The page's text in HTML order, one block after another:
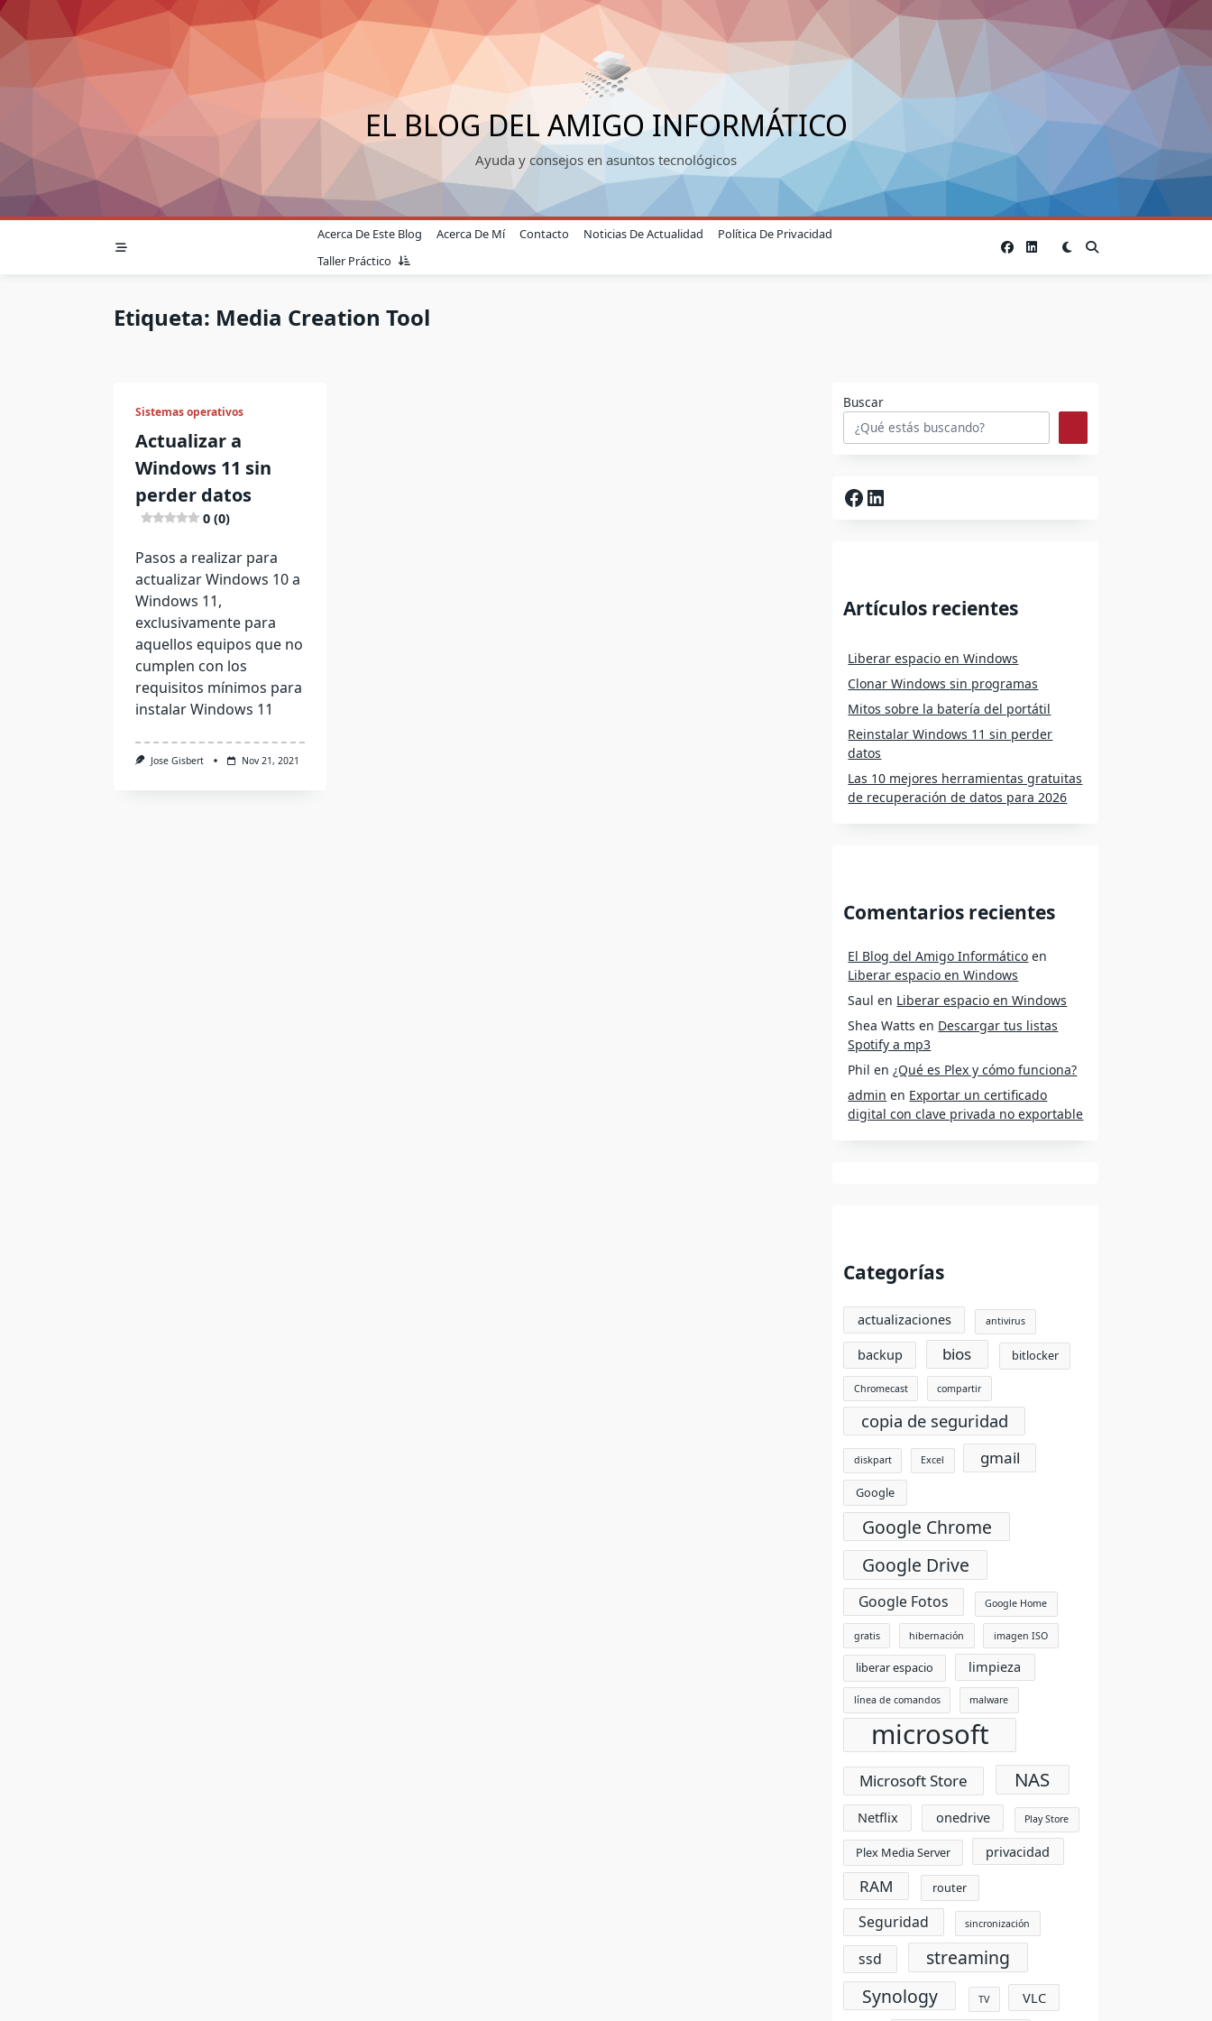
Saltar
al
contenido
EL BLOG DEL AMIGO INFORMÁTICO
Ayuda y consejos en asuntos tecnológicos
Acerca De Este Blog Acerca De Mí Contacto Noticias De Actualidad
Política De Privacidad
Taller Práctico
Etiqueta: Media Creation Tool
Sistemas operativos
Actualizar a
Windows 11 sin
perder datos
0 (0)
Pasos a realizar para
actualizar Windows 10 a
Windows 11,
exclusivamente para
aquellos equipos que no
cumplen con los
requisitos mínimos para
instalar Windows 11
Jose Gisbert Nov 21, 2021
Buscar
Facebook
LinkedIn
Artículos recientes
Liberar espacio en Windows
Clonar Windows sin programas
Mitos sobre la batería del portátil
Reinstalar Windows 11 sin perder
datos
Las 10 mejores herramientas gratuitas
de recuperación de datos para 2026
Comentarios recientes
El Blog del Amigo Informático en
Liberar espacio en Windows
Saul en Liberar espacio en Windows
Shea Watts en Descargar tus listas
Spotify a mp3
Phil en ¿Qué es Plex y cómo funciona?
admin en Exportar un certificado
digital con clave privada no exportable
Categorías
actualizaciones antivirus
backup bios bitlocker
Chromecast compartir
copia de seguridad
diskpart Excel gmail
Google
Google Chrome
Google Drive
Google Fotos Google Home
gratis hibernación imagen ISO
liberar espacio limpieza
línea de comandos malware
microsoft
Microsoft Store NAS
Netflix onedrive Play Store
Plex Media Server privacidad
RAM router
Seguridad sincronización
ssd
streaming
Synology
TV VLC